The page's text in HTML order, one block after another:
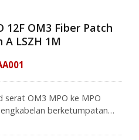
12F OM3 Fiber Patch
A LSZH 1M
serat OM3 MPO ke MPO
berketumpatan
serat optik berkelajuan